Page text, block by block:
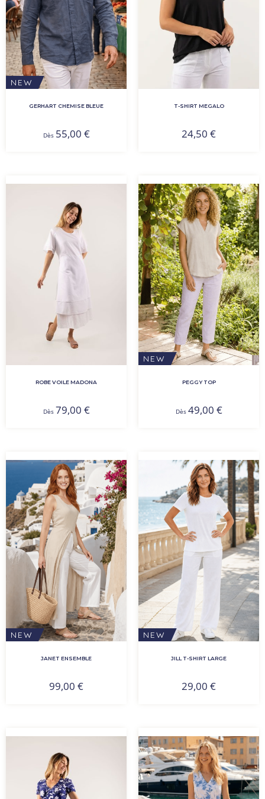
NEW
GERHART CHEMISE BLEUE
Dès 55,00 €
T-SHIRT MEGALO
24,50 €
ROBE VOILE MADONA
Dès 79,00 €
NEW
PEGGY TOP
Dès 49,00 €
NEW
JANET ENSEMBLE
99,00 €
NEW
JILL T-SHIRT LARGE
29,00 €